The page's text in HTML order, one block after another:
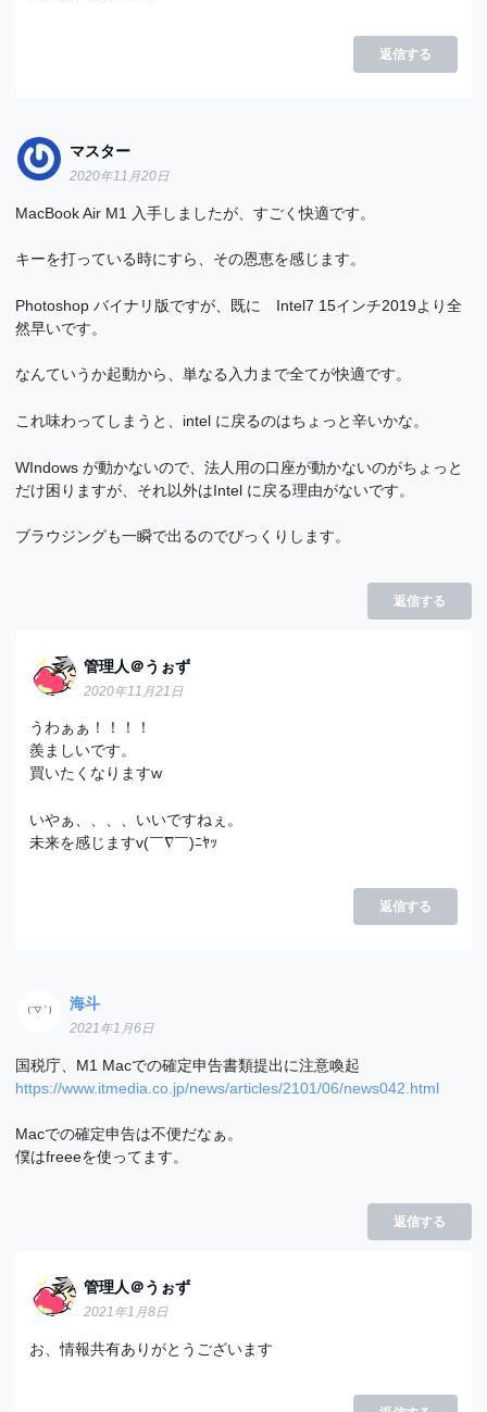
返信する
マスター
2020年11月20日
MacBook Air M1 入手しましたが、すごく快適です。
キーを打っている時にすら、その恩恵を感じます。
Photoshop バイナリ版ですが、既に Intel7 15インチ2019より全
然早いです。
なんていうか起動から、単なる入力まで全てが快適です。
これ味わってしまうと、intel に戻るのはちょっと辛いかな。
WIndows が動かないので、法人用の口座が動かないのがちょっと
だけ困りますが、それ以外はIntel に戻る理由がないです。
ブラウジングも一瞬で出るのでびっくりします。
返信する
管理人＠うぉず
2020年11月21日
うわぁぁ！！！！
羨ましいです。
買いたくなりますw
いやぁ、、、、いいですねぇ。
未来を感じますv(￣∇￣)ﾆﾔｯ
返信する
海斗
2021年1月6日
国税庁、M1 Macでの確定申告書類提出に注意喚起
https://www.itmedia.co.jp/news/articles/2101/06/news042.html
Macでの確定申告は不便だなぁ。
僕はfreeeを使ってます。
返信する
管理人＠うぉず
2021年1月8日
お、情報共有ありがとうございます